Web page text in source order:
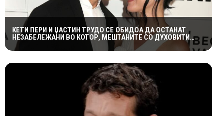
КЕТИ ПЕРИ И ЏАСТИН ТРУДО СЕ ОБИДОА ДА ОСТАНАТ
НЕЗАБЕЛЕЖАНИ ВО КОТОР, МЕШТАНИТЕ СО ДУХОВИТИ
РЕАКЦИИ: „НИКОЈ НЕ БИ ГИ ПРЕПОЗНАЛ“